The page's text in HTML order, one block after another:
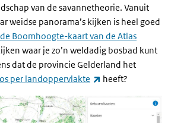
van de savannetheorie. Vanuit
weidse panorama’s kijken is heel goed
de Boomhoogte-kaart van de Atlas
waar je zo’n weldadig bosbad kunt
dat de provincie Gelderland het
per landoppervlakte
(externe link)
heeft?